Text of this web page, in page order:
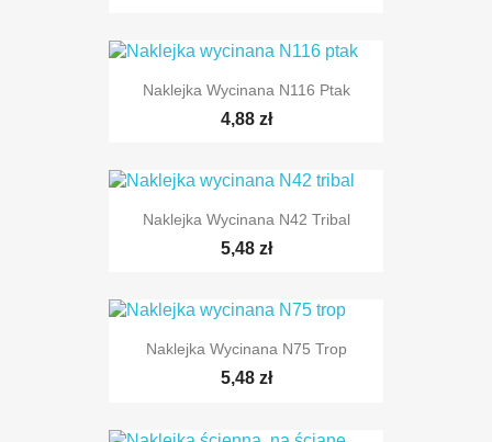
Naklejka Wycinana N116 Ptak
4,88 zł
Naklejka Wycinana N42 Tribal
5,48 zł
Naklejka Wycinana N75 Trop
5,48 zł